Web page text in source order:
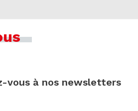
vous à nos newsletters